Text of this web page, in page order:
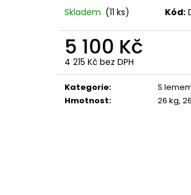
Skladem (11 ks) Kód:
5 100 Kč
4 215 Kč bez DPH
Měrná
cena:
Kategorie:
S
Hmotnost: 26 kg, 26